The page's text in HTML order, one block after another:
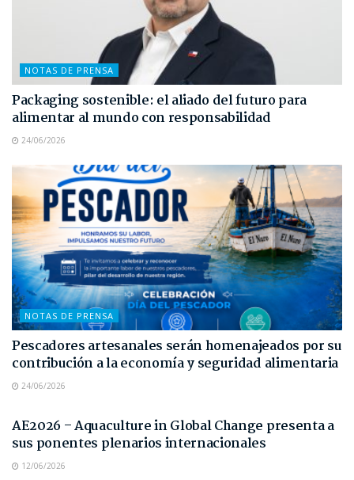
NOTAS DE PRENSA
Packaging sostenible: el aliado del futuro para
alimentar al mundo con responsabilidad
24/06/2026
NOTAS DE PRENSA
Pescadores artesanales serán homenajeados por su
contribución a la economía y seguridad alimentaria
24/06/2026
AE2026 – Aquaculture in Global Change presenta a
sus ponentes plenarios internacionales
12/06/2026